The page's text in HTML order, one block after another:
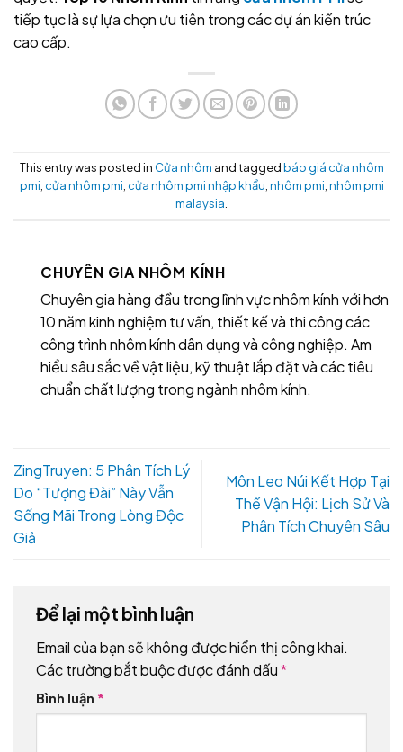
tiếp tục là sự lựa chọn ưu tiên trong các dự án kiến trúc
cao cấp.
This entry was posted in Cửa nhôm and taggedbáo giá cửa nhôm
pmi, cửa nhôm pmi, cửa nhôm pmi nhập khẩu,nhôm pmi,nhôm pmi
malaysia.
CHUYÊN GIA NHÔM KÍNH
Chuyên gia hàng đầu trong lĩnh vực nhôm kính với hơn
10 năm kinh nghiệm tư vấn, thiết kế và thi công các
công trình nhôm kính dân dụng và công nghiệp. Am
hiểu sâu sắc về vật liệu, kỹ thuật lắp đặt và các tiêu
chuẩn chất lượng trong ngành nhôm kính.
ZingTruyen: 5 Phân Tích Lý
Do “Tượng Đài” Này Vẫn
Sống Mãi Trong Lòng Độc
Giả
Môn Leo Núi Kết Hợp Tại
Thế Vận Hội: Lịch Sử Và
Phân Tích Chuyên Sâu
Để lại một bình luận
Email của bạn sẽ không được hiển thị công khai.
Các trường bắt buộc được đánh dấu*
Bình luận *